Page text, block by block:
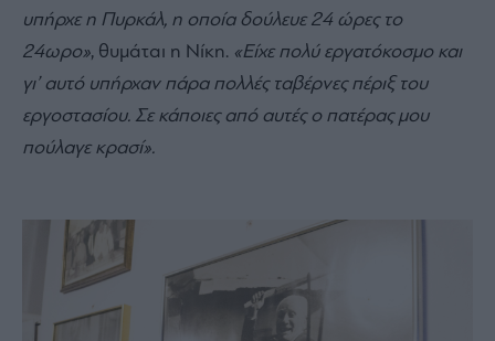
υπήρχε η Πυρκάλ, η οποία δούλευε 24 ώρες το
24ωρο», θυμάται η Νίκη. «Είχε πολύ εργατόκοσμο και
γι’ αυτό υπήρχαν πάρα πολλές ταβέρνες πέριξ του
εργοστασίου. Σε κάποιες από αυτές ο πατέρας μου
πούλαγε κρασί».